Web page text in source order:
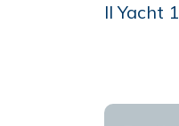
Il Yacht